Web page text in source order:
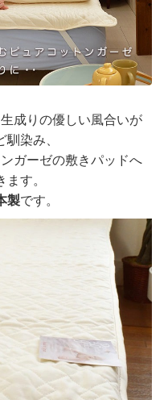
成りの優しい風合いが
染み、
ガーゼの敷きパッドへ
す。
製です。